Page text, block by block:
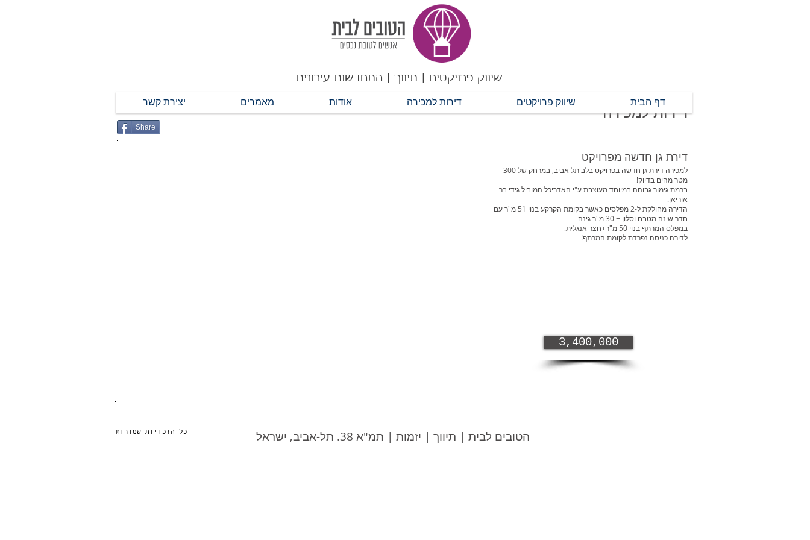
דירות למכירה
Share
דירת גן חדשה מפרויקט
למכירה דירת גן חדשה בפרויקט בלב תל אביב, במרחק של 300
מטר מהים בדיוק!
ברמת גימור גבוהה במיוחד מעוצבת ע"י האדריכל המוביל גידי בר
אוריאן.
הדירה מחולקת ל-2 מפלסים כאשר בקומת הקרקע בנוי
51 מ"ר עם
חדר שינה מטבח וסלון + 30 מ"ר גינה
במפלס המרתף בנוי 50 מ"ר+חצר אנגלית.
לדירה כניסה נפרדת לקומת המרתף!
3,400,000
יצירת קשר מאמרים אודות דירות למכירה שיווק פרויקטים דף הבית
שיווק פרויקטים | תיווך | התחדשות עירונית
כל הזכויות שמורות הטובים לבית | תיווך | יזמות | תמ"א 38. תל-אביב, ישראל